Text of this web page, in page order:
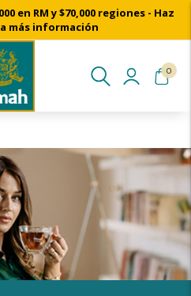
en RM y $70,000 regiones - Haz
más información
0